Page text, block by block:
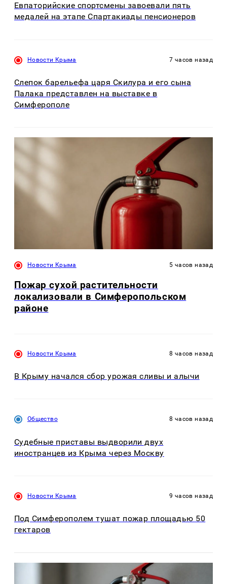
Евпаторийские спортсмены завоевали пять
медалей на этапе Спартакиады пенсионеров
Новости Крыма 7 часов назад
Слепок барельефа царя Скилура и его сына
Палака представлен на выставке в
Симферополе
Новости Крыма 5 часов назад
Пожар сухой растительности
локализовали в Симферопольском
районе
Новости Крыма 8 часов назад
В Крыму начался сбор урожая сливы и алычи
Общество 8 часов назад
Судебные приставы выдворили двух
иностранцев из Крыма через Москву
Новости Крыма 9 часов назад
Под Симферополем тушат пожар площадью 50
гектаров